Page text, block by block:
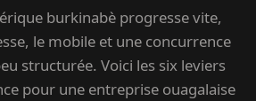
burkinabè progresse vite,
le mobile et une concurrence
structurée. Voici les six leviers
pour une entreprise ouagalaise